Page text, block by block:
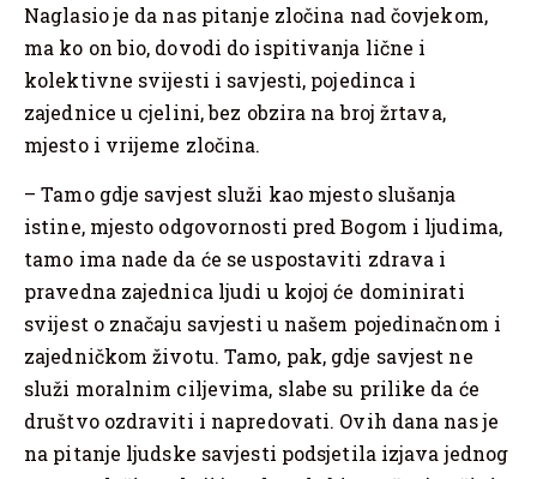
Naglasio je da nas pitanje zločina nad čovjekom,
ma ko on bio, dovodi do ispitivanja lične i
kolektivne svijesti i savjesti, pojedinca i
zajednice u cjelini, bez obzira na broj žrtava,
mjesto i vrijeme zločina.
– Tamo gdje savjest služi kao mjesto slušanja
istine, mjesto odgovornosti pred Bogom i ljudima,
tamo ima nade da će se uspostaviti zdrava i
pravedna zajednica ljudi u kojoj će dominirati
svijest o značaju savjesti u našem pojedinačnom i
zajedničkom životu. Tamo, pak, gdje savjest ne
služi moralnim ciljevima, slabe su prilike da će
društvo ozdraviti i napredovati. Ovih dana nas je
na pitanje ljudske savjesti podsjetila izjava jednog